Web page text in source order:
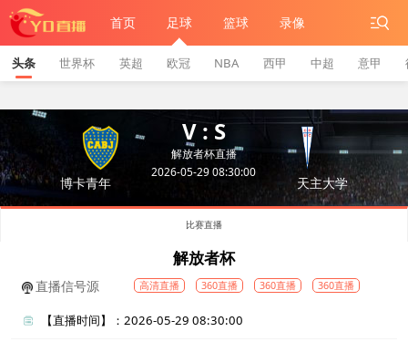
首页 足球 篮球 录像
头条 世界杯 英超 欧冠 NBA 西甲 中超 意甲
博卡青年
V : S
解放者杯直播
2026-05-29 08:30:00
天主大学
比赛直播
解放者杯
直播信号源 高清直播 360直播 360直播 360直播
【直播时间】：2026-05-29 08:30:00